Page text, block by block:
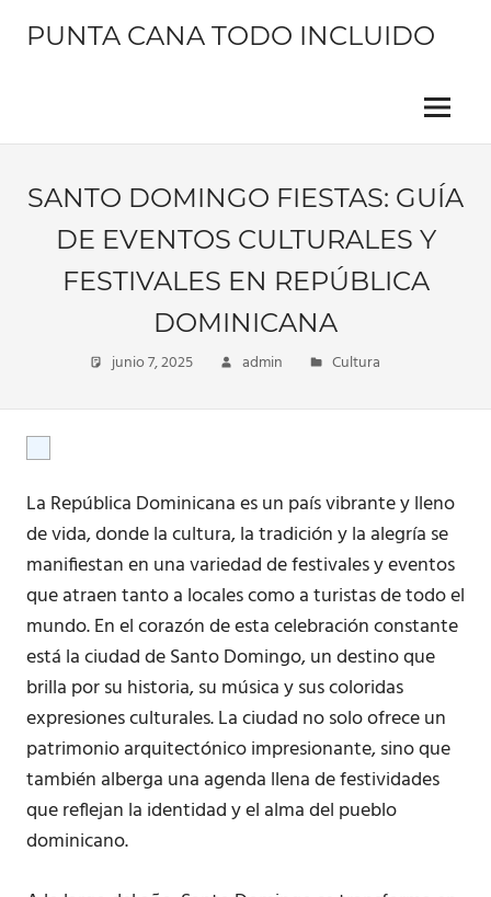
PUNTA CANA TODO INCLUIDO
hermoso
Menu
SANTO DOMINGO FIESTAS: GUÍA
DE EVENTOS CULTURALES Y
FESTIVALES EN REPÚBLICA
DOMINICANA
junio 7, 2025 admin Cultura
La República Dominicana es un país vibrante y lleno
de vida, donde la cultura, la tradición y la alegría se
manifiestan en una variedad de festivales y eventos
que atraen tanto a locales como a turistas de todo el
mundo. En el corazón de esta celebración constante
está la ciudad de Santo Domingo, un destino que
brilla por su historia, su música y sus coloridas
expresiones culturales. La ciudad no solo ofrece un
patrimonio arquitectónico impresionante, sino que
también alberga una agenda llena de festividades
que reflejan la identidad y el alma del pueblo
dominicano.